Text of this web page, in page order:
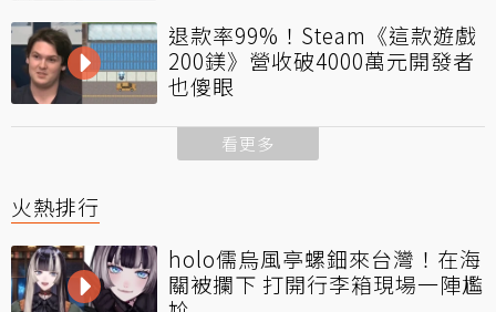
退款率99%！Steam《這款遊戲
200鎂》營收破4000萬元開發者
也傻眼
看更多
火熱排行
holo儒烏風亭螺鈿來台灣！在海
關被攔下 打開行李箱現場一陣尷